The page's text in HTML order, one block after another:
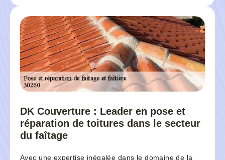
DK Couverture : Leader en pose et
réparation de toitures dans le secteur
du faîtage
Avec une expertise inégalée dans le domaine de la